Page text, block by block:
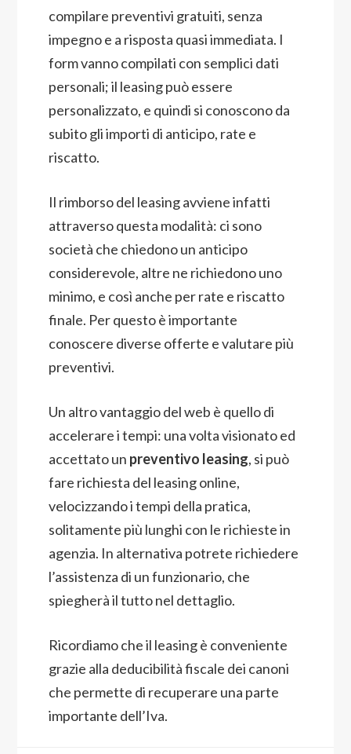
compilare preventivi gratuiti, senza
impegno e a risposta quasi immediata. I
form vanno compilati con semplici dati
personali; il leasing può essere
personalizzato, e quindi si conoscono da
subito gli importi di anticipo, rate e
riscatto.
Il rimborso del leasing avviene infatti
attraverso questa modalità: ci sono
società che chiedono un anticipo
considerevole, altre ne richiedono uno
minimo, e così anche per rate e riscatto
finale. Per questo è importante
conoscere diverse offerte e valutare più
preventivi.
Un altro vantaggio del web è quello di
accelerare i tempi: una volta visionato ed
accettato un preventivo leasing, si può
fare richiesta del leasing online,
velocizzando i tempi della pratica,
solitamente più lunghi con le richieste in
agenzia. In alternativa potrete richiedere
l’assistenza di un funzionario, che
spiegherà il tutto nel dettaglio.
Ricordiamo che il leasing è conveniente
grazie alla deducibilità fiscale dei canoni
che permette di recuperare una parte
importante dell’Iva.